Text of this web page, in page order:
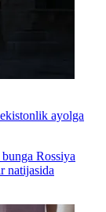
ayolga
Rossiya
natijasida